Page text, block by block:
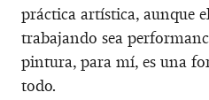
práctica artística, aunque
trabajando sea
pintura, para mí, es una
todo.